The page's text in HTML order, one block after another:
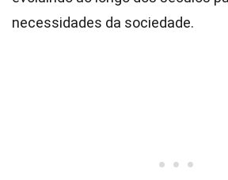
necessidades da sociedade.